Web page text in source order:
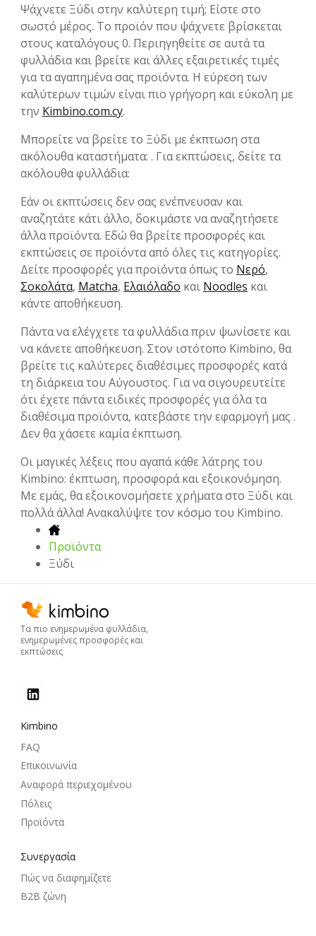
Ψάχνετε Ξύδι στην καλύτερη τιμή; Είστε στο
σωστό μέρος. Το προϊόν που ψάχνετε βρίσκεται
στους καταλόγους 0. Περιηγηθείτε σε αυτά τα
φυλλάδια και βρείτε και άλλες εξαιρετικές τιμές
για τα αγαπημένα σας προϊόντα. Η εύρεση των
καλύτερων τιμών είναι πιο γρήγορη και εύκολη με
την Kimbino.com.cy.
Μπορείτε να βρείτε το Ξύδι με έκπτωση στα
ακόλουθα καταστήματα: . Για εκπτώσεις, δείτε τα
ακόλουθα φυλλάδια:
Εάν οι εκπτώσεις δεν σας ενέπνευσαν και
αναζητάτε κάτι άλλο, δοκιμάστε να αναζητήσετε
άλλα προϊόντα. Εδώ θα βρείτε προσφορές και
εκπτώσεις σε προϊόντα από όλες τις κατηγορίες.
Δείτε προσφορές για προϊόντα όπως το Νερό,
Σοκολάτα, Matcha, Ελαιόλαδο και Noodles και
κάντε αποθήκευση.
Πάντα να ελέγχετε τα φυλλάδια πριν ψωνίσετε και
να κάνετε αποθήκευση. Στον ιστότοπο Kimbino, θα
βρείτε τις καλύτερες διαθέσιμες προσφορές κατά
τη διάρκεια του Αύγουστος. Για να σιγουρευτείτε
ότι έχετε πάντα ειδικές προσφορές για όλα τα
διαθέσιμα προϊόντα, κατεβάστε την εφαρμογή μας .
Δεν θα χάσετε καμία έκπτωση.
Οι μαγικές λέξεις που αγαπά κάθε λάτρης του
Kimbino: έκπτωση, προσφορά και εξοικονόμηση.
Με εμάς, θα εξοικονομήσετε χρήματα στο Ξύδι και
πολλά άλλα! Ανακαλύψτε τον κόσμο του Kimbino.
Προϊόντα
Ξύδι
Τα πιο ενημερωμένα φυλλάδια,
ενημερωμένες προσφορές και
εκπτώσεις
Kimbino
FAQ
Επικοινωνία
Αναφορά περιεχομένου
Πόλεις
Προϊόντα
Συνεργασία
Πώς να διαφημίζετε
B2B ζώνη